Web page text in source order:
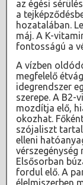
az égési
a
hozatalában.
máj. A K-
fontosságú a
A vízben
megfelelő
idegrendszer
szerepe. A B2-
mozdítja elő,
okozhat.
szójaliszt
elleni
vérszegénység
Elsősorban
fordul elő. A
élelmiszerben